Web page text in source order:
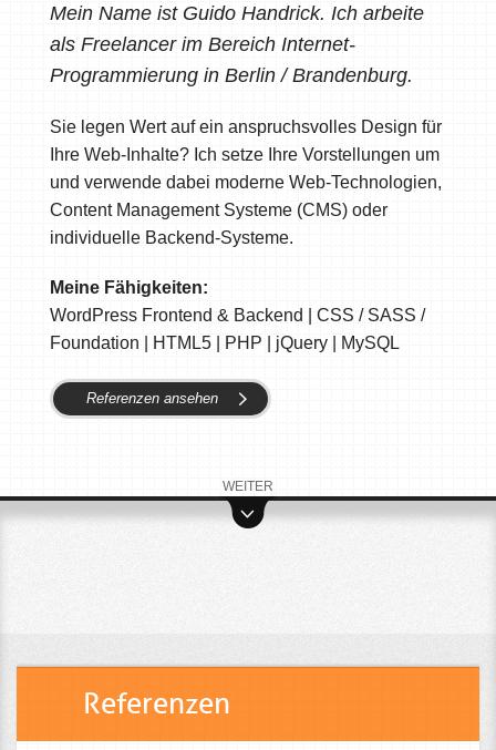
Mein Name ist Guido Handrick. Ich arbeite
als Freelancer im Bereich Internet-
Programmierung in Berlin / Brandenburg.
Sie legen Wert auf ein anspruchsvolles Design für
Ihre Web-Inhalte? Ich setze Ihre Vorstellungen um
und verwende dabei moderne Web-Technologien,
Content Management Systeme (CMS) oder
individuelle Backend-Systeme.
Meine Fähigkeiten:
WordPress Frontend & Backend | CSS / SASS /
Foundation | HTML5 | PHP | jQuery | MySQL
Referenzen ansehen
WEITER
Referenzen